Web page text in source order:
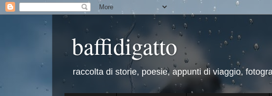
baffidigatto
raccolta di storie, poesie, appunti di viaggio,